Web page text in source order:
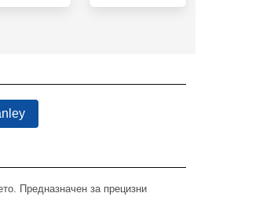
Предназначен за прецизни